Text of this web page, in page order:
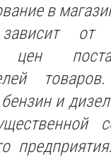
в
от
цен
и